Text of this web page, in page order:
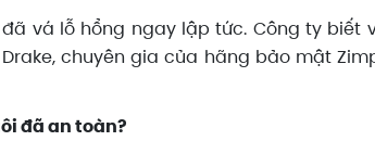
vá lỗ hổng ngay lập tức. Công ty biết
chuyên gia của hãng bảo mật
đã an toàn?